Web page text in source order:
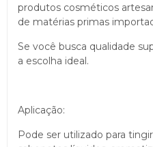
produtos cosméticos
de matérias primas
Se você busca qualidade
a escolha ideal.
Aplicação:
Pode ser utilizado para